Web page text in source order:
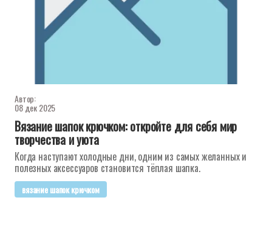
Автор:
08 дек 2025
Вязание шапок крючком: откройте для себя мир
творчества и уюта
Когда наступают холодные дни, одним из самых желанных и
полезных аксессуаров становится тёплая шапка.
вязание шапок крючком